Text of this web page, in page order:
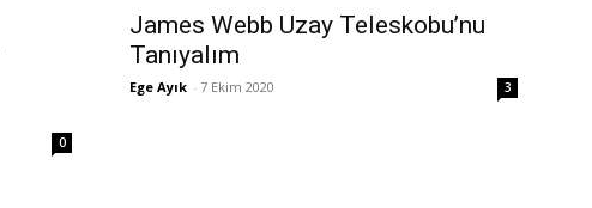
0
James Webb Uzay Teleskobu’nu
Tanıyalım
Ege Ayık - 7 Ekim 2020 3